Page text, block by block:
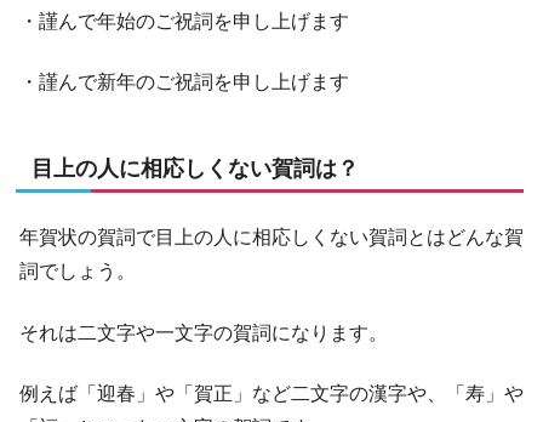
・謹んで年始のご祝詞を申し上げます
・謹んで新年のご祝詞を申し上げます
目上の人に相応しくない賀詞は？
年賀状の賀詞で目上の人に相応しくない賀詞とはどんな賀
詞でしょう。
それは二文字や一文字の賀詞になります。
例えば「迎春」や「賀正」など二文字の漢字や、「寿」や